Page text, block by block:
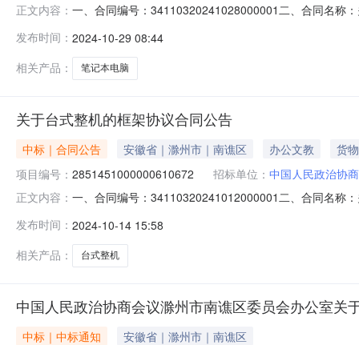
正文内容： 一、合同编号：34110320241028000001二、合同名称
3726116供应商（乙方）：滁州市博特电子科技有限公
发布时间： 2024-10-29 08:44
相关产品：
笔记本电脑
关于台式整机的框架协议合同公告
中标｜合同公告 安徽省｜滁州市｜南谯区 办公文教
货物
项目编号： 2851451000000610672 招标单位： 中国人民政治协
正文内容： 一、合同编号：34110320241012000001二、合同名称
州市博特电子科技有限公司地址：安徽省安徽省滁州市
发布时间： 2024-10-14 15:58
相关产品：
台式整机
中国人民政治协商会议滁州市南谯区委员会办公室关
中标｜中标通知
安徽省｜滁州市｜南谯区